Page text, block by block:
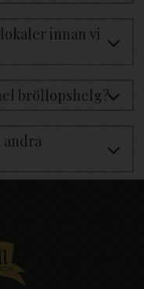
innan vi
bröllopshelg?
andra